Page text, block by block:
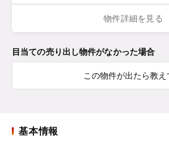
物件詳細を見る
目当ての売り出し物件がなかった場合
この物件が出たら教え
基本情報